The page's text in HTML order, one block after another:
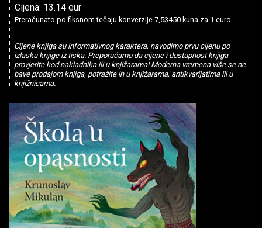
Cijena: 13.14 eur
Preračunato po fiksnom tečaju konverzije 7,53450 kuna za 1 euro
Cijene knjiga su informativnog karaktera, navodimo prvu cijenu po
izlasku knjige iz tiska. Preporučamo da cijene i dostupnost knjiga
provjerite kod nakladnika ili u knjižarama! Moderna vremena više se ne
bave prodajom knjiga, potražite ih u knjižarama, antikvarijatima ili u
knjižnicama.